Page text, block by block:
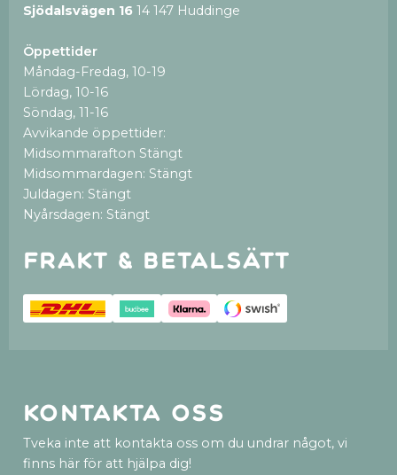
Sjödalsvägen 16 14 147 Huddinge
Öppettider
Måndag-Fredag, 10-19
Lördag, 10-16
Söndag, 11-16
Avvikande öppettider:
Midsommarafton Stängt
Midsommardagen: Stängt
Juldagen: Stängt
Nyårsdagen: Stängt
Frakt & betalsätt
Kontakta oss
Tveka inte att kontakta oss om du undrar något, vi
finns här för att hjälpa dig!